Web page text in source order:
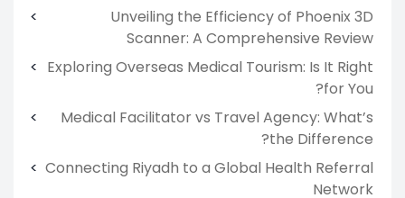
Unveiling the Efficiency of Phoenix 3D
Scanner: A Comprehensive Review
Exploring Overseas Medical Tourism: Is It Right
for You?
Medical Facilitator vs Travel Agency: What’s
the Difference?
Connecting Riyadh to a Global Health Referral
Network